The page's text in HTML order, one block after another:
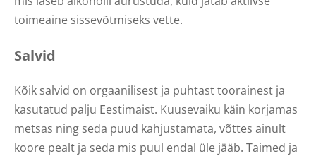
toimeaine sissevõtmiseks vette.
Salvid
Kõik salvid on orgaanilisest ja puhtast toorainest ja
kasutatud palju Eestimaist. Kuusevaiku käin korjamas
metsas ning seda puud kahjustamata, võttes ainult
koore pealt ja seda mis puul endal üle jääb. Taimed ja